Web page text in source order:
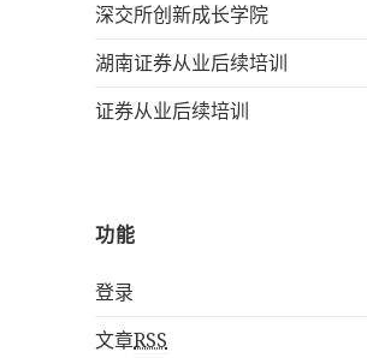
深交所创新成长学院
湖南证券从业后续培训
证券从业后续培训
功能
登录
文章RSS